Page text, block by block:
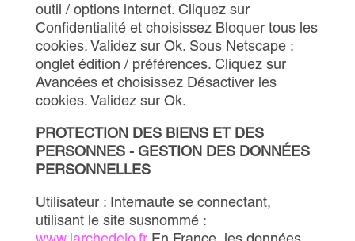
outil / options internet. Cliquez sur
Confidentialité et choisissez Bloquer tous les
cookies. Validez sur Ok. Sous Netscape :
onglet édition / préférences. Cliquez sur
Avancées et choisissez Désactiver les
cookies. Validez sur Ok.
PROTECTION DES BIENS ET DES
PERSONNES - GESTION DES DONNÉES
PERSONNELLES
Utilisateur : Internaute se connectant,
utilisant le site susnommé :